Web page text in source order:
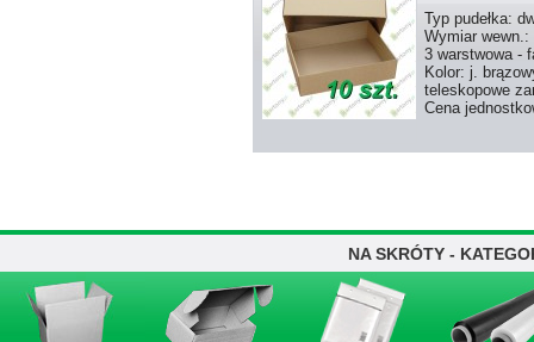
Typ pudełka:
Wymiar wewn.:
3 warstwowa -
Kolor: j.
teleskopowe
Cena
NA SKRÓTY -